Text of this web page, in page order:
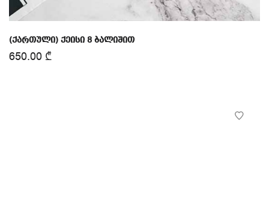
(ქართული) ქეისი 8 ბალიშით
650.00 ₾